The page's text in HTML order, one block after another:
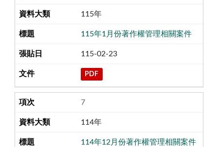
115年
115年1月份著作權管理相關案件
115-02-23
PDF
7
114年
114年12月份著作權管理相關案件